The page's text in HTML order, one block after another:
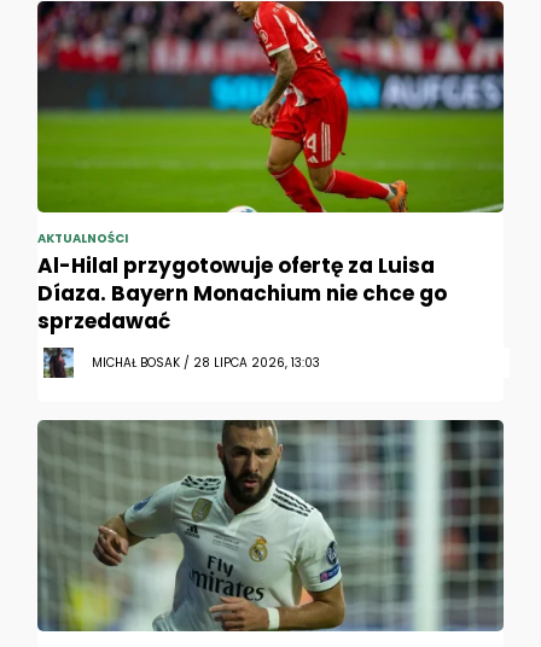
AKTUALNOŚCI
Al-Hilal przygotowuje ofertę za Luisa
Díaza. Bayern Monachium nie chce go
sprzedawać
MICHAŁ BOSAK / 28 LIPCA 2026, 13:03